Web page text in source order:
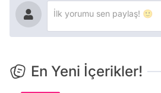
En Yeni İçerikler!